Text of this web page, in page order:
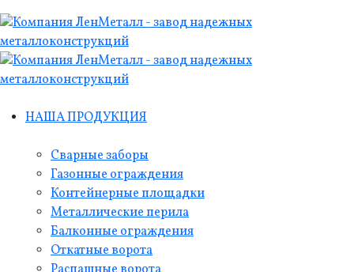
НАША ПРОДУКЦИЯ
Сварные заборы
Газонные ограждения
Контейнерные площадки
Металлические перила
Балконные ограждения
Откатные ворота